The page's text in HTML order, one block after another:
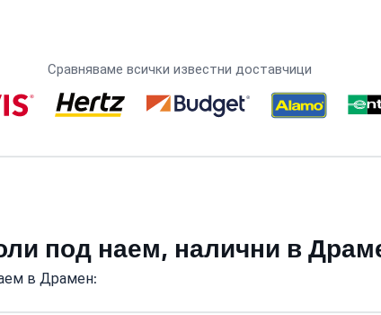
Сравняваме всички известни доставчици
под наем, налични в
в Драмен: